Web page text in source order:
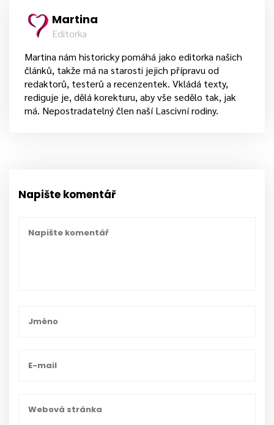
Martina
Editorka
Martina nám historicky pomáhá jako editorka našich
článků, takže má na starosti jejich přípravu od
redaktorů, testerů a recenzentek. Vkládá texty,
rediguje je, dělá korekturu, aby vše sedělo tak, jak
má. Nepostradatelný člen naší Lascivní rodiny.
Napište komentář